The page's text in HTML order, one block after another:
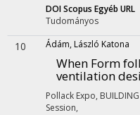
DOIScopus Egyéb URL
Tudományos
10 Ádám, László Katona
When Form
ventilation
Pollack Expo,
Session,